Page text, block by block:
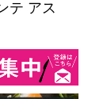
テ アス